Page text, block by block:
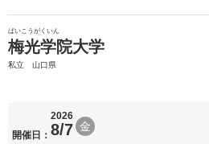
ばいこうがくいん
梅光学院大学
私立 山口県
開催日：
2026
8/7 金